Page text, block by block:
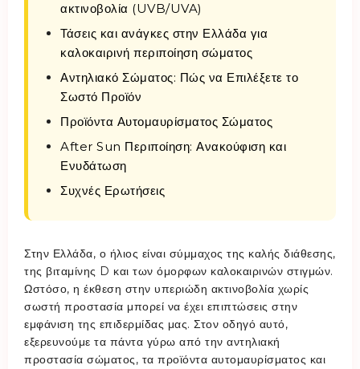
ακτινοβολία (UVB/UVA)
Τάσεις και ανάγκες στην Ελλάδα για
καλοκαιρινή περιποίηση σώματος
Αντηλιακό Σώματος: Πώς να Επιλέξετε το
Σωστό Προϊόν
Προϊόντα Αυτομαυρίσματος Σώματος
After Sun Περιποίηση: Ανακούφιση και
Ενυδάτωση
Συχνές Ερωτήσεις
Στην Ελλάδα, ο ήλιος είναι σύμμαχος της καλής διάθεσης,
της βιταμίνης D και των όμορφων καλοκαιρινών στιγμών.
Ωστόσο, η έκθεση στην υπεριώδη ακτινοβολία χωρίς
σωστή προστασία μπορεί να έχει επιπτώσεις στην
εμφάνιση της επιδερμίδας μας. Στον οδηγό αυτό,
εξερευνούμε τα πάντα γύρω από την αντηλιακή
προστασία σώματος, τα προϊόντα αυτομαυρίσματος και